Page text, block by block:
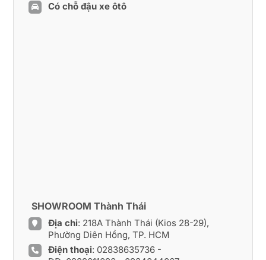
Có chỗ đậu xe ôtô
SHOWROOM Thành Thái
Địa chỉ: 218A Thành Thái (Kios 28-29),
Phường Diên Hồng, TP. HCM
Điện thoại: 02838635736 -